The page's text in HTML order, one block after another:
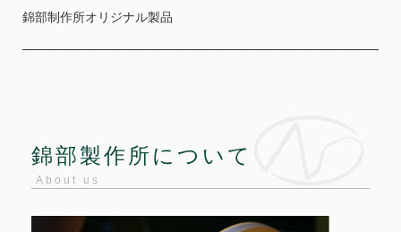
錦部制作所オリジナル製品
錦部製作所について
About us